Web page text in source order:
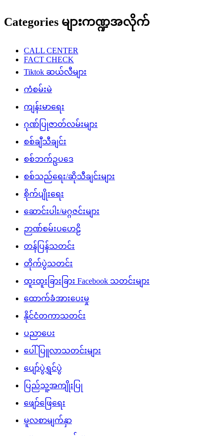
Categories များကဏ္ဍအလိုက်
CALL CENTER
FACT CHECK
Tiktok ဆယ်လီများ
ကံစမ်းမဲ
ကျန်းမာရေး
ဂုဏ်ပြုဇာတ်လမ်းများ
စစ်ချီသီချင်း
စစ်ဘက်ဥပဒေ
စစ်သည်ရေး/ဆိုသီချင်းများ
စိုက်ပျိုးရေး
ဆောင်းပါး/မဂ္ဂဇင်းများ
ဉာဏ်စမ်းပဟေဠိ
တန်ပြန်သတင်း
တိုက်ပွဲသတင်း
ထူးထူးခြားခြား Facebook သတင်းများ
ထောက်ခံအားပေးမှု
နိုင်ငံတကာသတင်း
ပညာပေး
ပေါ်ပြူလာသတင်းများ
ပျော်ပွဲရွှင်ပွဲ
ပြည်သူ့အကျိုးပြု
ဖျော်ဖြေရေး
မူလစာမျက်နှာ